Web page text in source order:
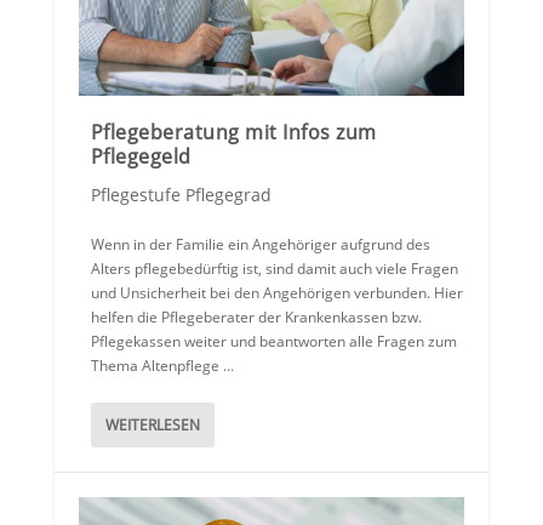
Pflegeberatung mit Infos zum
Pflegegeld
Pflegestufe Pflegegrad
Wenn in der Familie ein Angehöriger aufgrund des
Alters pflegebedürftig ist, sind damit auch viele Fragen
und Unsicherheit bei den Angehörigen verbunden. Hier
helfen die Pflegeberater der Krankenkassen bzw.
Pflegekassen weiter und beantworten alle Fragen zum
Thema Altenpflege …
WEITERLESEN